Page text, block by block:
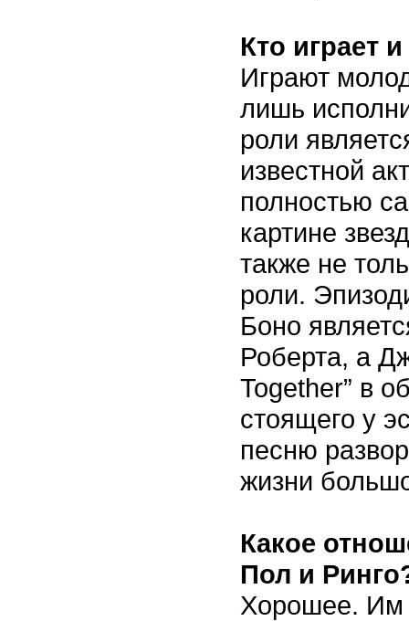
Кто играет
Играют
лишь
роли
известной
полностью
картине
также не
роли.
Боно
Роберта, а
Together” в
стоящего у
песню
жизни
Какое
Пол и
Хорошее. Им